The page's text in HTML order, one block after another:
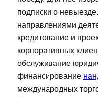
подписки о
направлениями
кредитование и
корпоративных
обслуживание
финансирование
международных